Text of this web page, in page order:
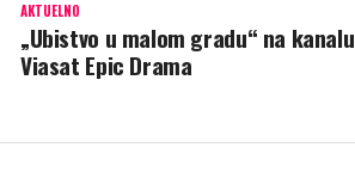
AKTUELNO
„Ubistvo u malom gradu“ na kanalu
Viasat Epic Drama